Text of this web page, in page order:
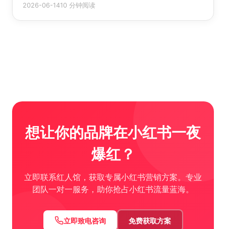
2026-06-1410 分钟阅读
想让你的品牌在小红书一夜
爆红？
立即联系红人馆，获取专属小红书营销方案。专业
团队一对一服务，助你抢占小红书流量蓝海。
立即致电咨询 免费获取方案